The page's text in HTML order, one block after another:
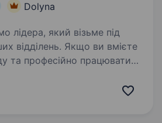
Dolyna
відділень. Якщо ви вмієте
та професійно працювати